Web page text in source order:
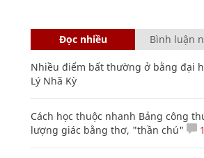
Đọc nhiều Bình luận
Nhiều điểm bất thường ở bằng đại
Lý Nhã Kỳ
Cách học thuộc nhanh Bảng công
lượng giác bằng thơ, "thần chú"